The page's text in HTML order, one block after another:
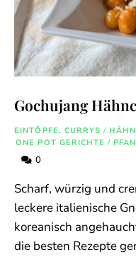
Gochujang
EINTÖPFE, CURRYS /
ONE POT GERICHTE /
0
Scharf, würzig und
leckere italienische
koreanisch
die besten Rezepte